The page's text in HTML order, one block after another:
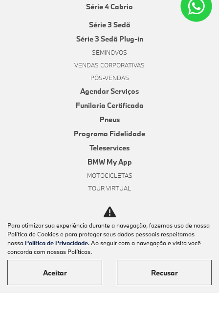
Série 4 Cabrio
Série 3 Sedã
Série 3 Sedã Plug-in
SEMINOVOS
VENDAS CORPORATIVAS
PÓS-VENDAS
Agendar Serviços
Funilaria Certificada
Pneus
Programa Fidelidade
Teleservices
BMW My App
MOTOCICLETAS
TOUR VIRTUAL
Sobre Nós
Contato
Trabalhe Conosco
Política de Privacidade
Para otimizar sua experiência durante a navegação, fazemos uso de nossa
Política de Cookies e para proteger seus dados pessoais respeitamos
nossaPolítica de Privacidade. Ao seguir com a navegação e visita você
concorda com nossas Políticas.
Aceitar Recusar